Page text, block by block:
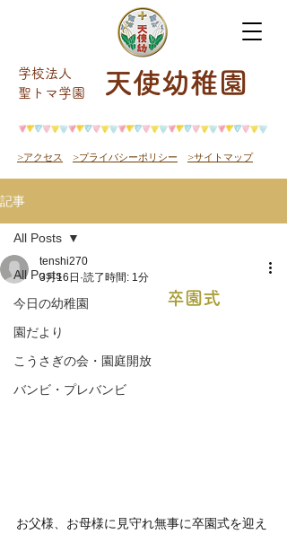
天使幼稚園
学校法人
​聖トマ学園
>アクセス >プライバシーポリシー >サイトマップ
記事
All Posts
今日の幼稚園
園だより
こうさぎの会・園庭開放
バンビ・プレバンビ
All Posts
卒園式
tenshi270
3月16日 読了時間: 1分
お父様、お母様に見守れ無事に卒園式を迎え